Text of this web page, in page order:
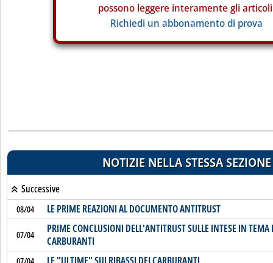
possono leggere interamente gli
Richiedi un abbonamento di prova
NOTIZIE NELLA STESSA SEZIONE
Successive
08/04 LE PRIME REAZIONI AL DOCUMENTO ANTITRUST
07/04
PRIME CONCLUSIONI DELL'ANTITRUST SULLE INTESE IN TEMA
CARBURANTI